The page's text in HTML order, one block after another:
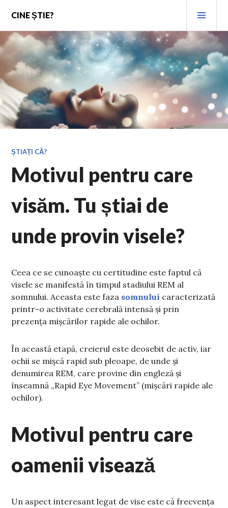
content
CINE ȘTIE?
ȘTIAȚI CĂ?
Motivul pentru care
visăm. Tu știai de
unde provin visele?
Ceea ce se cunoaște cu certitudine este faptul că
visele se manifestă în timpul stadiului REM al
somnului. Aceasta este faza somnului caracterizată
printr-o activitate cerebrală intensă și prin
prezența mișcărilor rapide ale ochilor.
În această etapă, creierul este deosebit de activ, iar
ochii se mișcă rapid sub pleoape, de unde și
denumirea REM, care provine din engleză și
înseamnă „Rapid Eye Movement” (mișcări rapide ale
ochilor).
Motivul pentru care
oamenii visează
Un aspect interesant legat de vise este că frecvența